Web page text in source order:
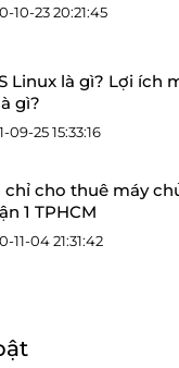
10-23 20:21:45
Linux là gì? Lợi ích
gì?
09-25 15:33:16
chỉ cho thuê máy
1 TPHCM
11-04 21:31:42